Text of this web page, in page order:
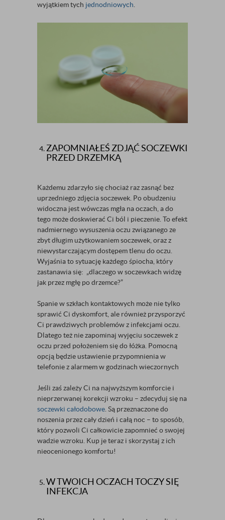
wyjątkiem tych jednodniowych
ZAPOMNIAŁEŚ ZDJĄĆ SOCZEWKI
PRZED DRZEMKĄ
Każdemu zdarzyło się chociaż raz zasnąć bez
uprzedniego zdjęcia soczewek. Po obudzeniu
widoczna jest wówczas mgła na oczach, a do
tego może doskwierać Ci ból i pieczenie. To efekt
nadmiernego wysuszenia oczu związanego ze
zbyt długim użytkowaniem soczewek, oraz z
niewystarczającym dostępem tlenu do oczu.
Wyjaśnia to sytuację każdego śpiocha, który
zastanawia się: „dlaczego w soczewkach widzę
jak przez mgłę po drzemce?”
Spanie w szkłach kontaktowych może nie tylko
sprawić Ci dyskomfort, ale również przysporzyć
Ci prawdziwych problemów z infekcjami oczu.
Dlatego też nie zapominaj wyjęciu soczewek z
oczu przed położeniem się do łóżka. Pomocną
opcją będzie ustawienie przypomnienia w
telefonie z alarmem w godzinach wieczornych
Jeśli zaś zależy Ci na najwyższym komforcie i
nieprzerwanej korekcji wzroku – zdecyduj się na
soczewki całodobowe . Są przeznaczone do
noszenia przez cały dzień i całą noc – to sposób,
który pozwoli Ci całkowicie zapomnieć o swojej
wadzie wzroku. Kup je teraz i skorzystaj z ich
nieocenionego komfortu!
W TWOICH OCZACH TOCZY SIĘ
INFEKCJA